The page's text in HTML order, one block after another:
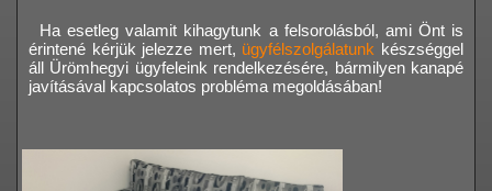
Ha esetleg valamit kihagytunk a felsorolásból, ami Önt is
érintené kérjük jelezze mert, ügyfélszolgálatunk készséggel
áll Ürömhegyi ügyfeleink rendelkezésére, bármilyen kanapé
javításával kapcsolatos probléma megoldásában!